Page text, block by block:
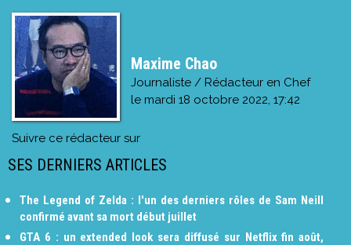
Maxime Chao
Journaliste / Rédacteur en Chef
le mardi 18 octobre 2022, 17:42
Suivre ce rédacteur sur
SES DERNIERS ARTICLES
The Legend of Zelda : l'un des derniers rôles de Sam Neill
confirmé avant sa mort début juillet
GTA 6 : un extended look sera diffusé sur Netflix fin août,